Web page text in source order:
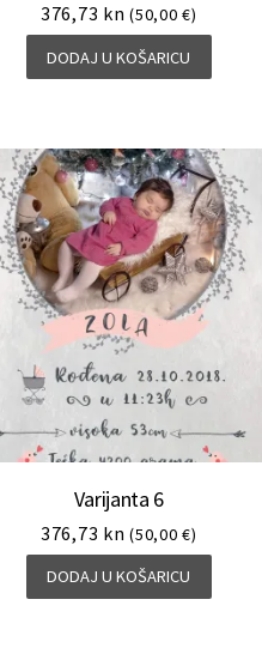
376,73 kn (50,00 €)
DODAJ U KOŠARICU
Varijanta 6
376,73 kn (50,00 €)
DODAJ U KOŠARICU